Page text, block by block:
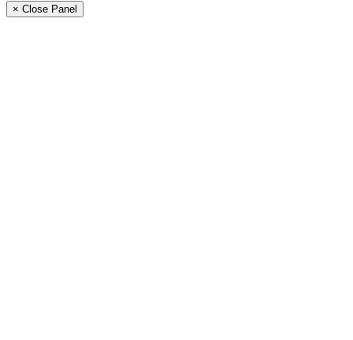
× Close Panel